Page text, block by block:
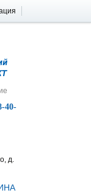
40-
д.